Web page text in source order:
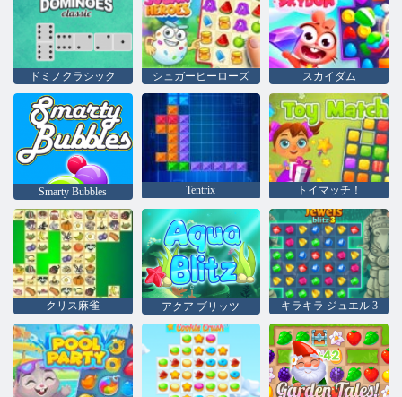
ドミノクラシック シュガーヒーローズ スカイダム
Smarty Bubbles Tentrix トイマッチ！
クリス麻雀 アクア ブリッツ キラキラ ジュエル 3